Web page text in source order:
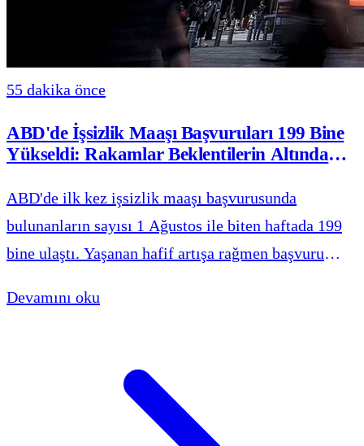
55 dakika önce
ABD'de İşsizlik Maaşı Başvuruları 199 Bine
Yükseldi: Rakamlar Beklentilerin Altında
ABD'de ilk kez işsizlik maaşı başvurusunda
bulunanların sayısı 1 Ağustos ile biten haftada 199
bine ulaştı. Yaşanan hafif artışa rağmen başvuru
devam etti.
Devamını oku